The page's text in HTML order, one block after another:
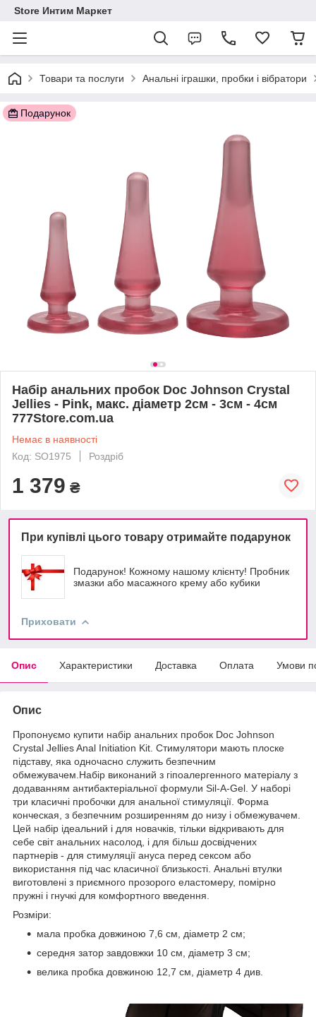
Store Интим Маркет
Товари та послуги Анальні іграшки, пробки і вібратори
Подарунок
Набір анальних пробок Doc Johnson Crystal
Jellies - Pink, макс. діаметр 2см - 3см - 4см
777Store.com.ua
Немає в наявності
Код: SO1975
Роздріб
1 379 ₴
При купівлі цього товару отримайте подарунок
Подарунок! Кожному нашому клієнту! Пробник
змазки або масажного крему або кубики
Приховати
Опис Характеристики Доставка Оплата Умови
Опис
Пропонуємо купити набір анальних пробок Doc Johnson
Crystal Jellies Anal Initiation Kit. Стимулятори мають плоске
підставу, яка одночасно служить безпечним
обмежувачем.Набір виконаний з гіпоалергенного матеріалу з
додаванням антибактеріальної формули Sil-A-Gel. У наборі
три класичні пробочки для анальної стимуляції. Форма
конческая, з безпечним розширенням до низу і обмежувачем.
Цей набір ідеальний і для новачків, тільки відкривають для
себе світ анальних насолод, і для більш досвідчених
партнерів - для стимуляції ануса перед сексом або
використання під час класичної близькості. Анальні втулки
виготовлені з приємного прозорого еластомеру, помірно
пружні і гнучкі для комфортного введення.
Розміри:
мала пробка довжиною 7,6 см, діаметр 2 см;
середня затор завдовжки 10 см, діаметр 3 см;
велика пробка довжиною 12,7 см, діаметр 4 див.